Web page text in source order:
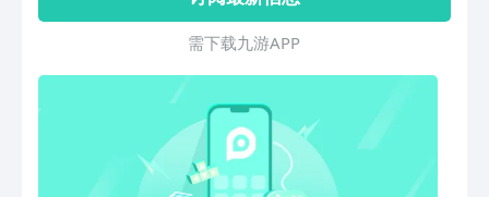
需 下 载 九 游 A P P